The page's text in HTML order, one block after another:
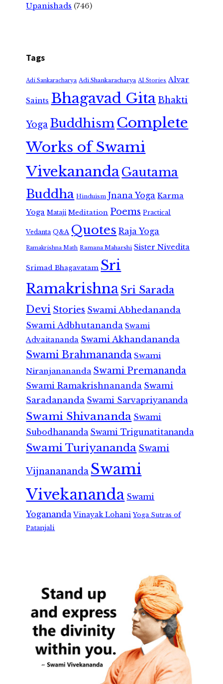
Upanishads (746)
Tags
Adi Sankaracharya Adi Shankaracharya AI Stories Alvar
Saints Bhagavad GitaBhakti
Yoga Buddhism Complete
Works of Swami
VivekanandaGautama
Buddha Hinduism Jnana Yoga Karma
Yoga Mataji Meditation Poems Practical
Vedanta Q&A Quotes Raja Yoga
Ramakrishna Math Ramana Maharshi Sister Nivedita
Srimad Bhagavatam Sri
RamakrishnaSri Sarada
Devi Stories Swami Abhedananda
Swami Adbhutananda Swami
Advaitananda Swami Akhandananda
Swami Brahmananda Swami
Niranjanananda Swami Premananda
Swami Ramakrishnananda Swami
Saradananda Swami Sarvapriyananda
Swami Shivananda Swami
Subodhananda Swami Trigunatitananda
Swami Turiyananda Swami
Vijnanananda Swami
Vivekananda Swami
Yogananda Vinayak Lohani Yoga Sutras of
Patanjali